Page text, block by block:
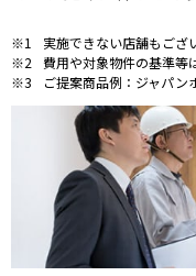
実施できない店舗もござ
費用や対象物件の基準等
ご提案商品例：ジャパン